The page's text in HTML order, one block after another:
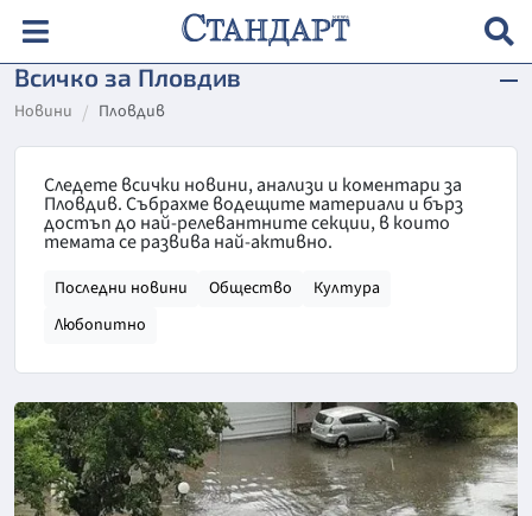
Всичко за Пловдив
Новини Пловдив
Следете всички новини, анализи и коментари за
Пловдив. Събрахме водещите материали и бърз
достъп до най-релевантните секции, в които
темата се развива най-активно.
Последни новини Общество
Култура
Любопитно